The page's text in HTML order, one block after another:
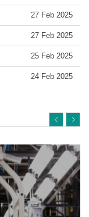
27 Feb 2025
27 Feb 2025
25 Feb 2025
24 Feb 2025